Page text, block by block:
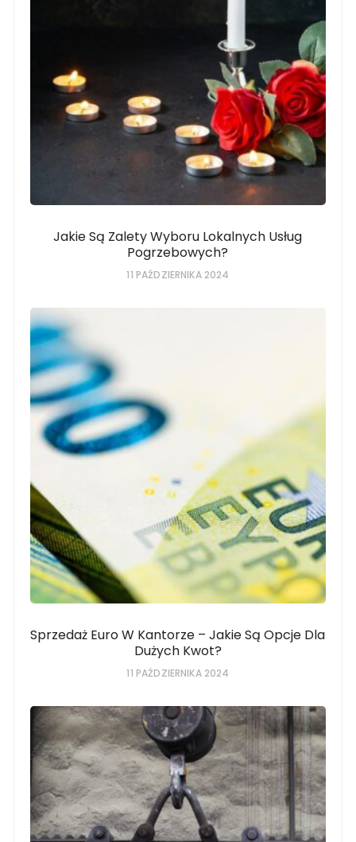
Jakie Są Zalety Wyboru Lokalnych Usług
Pogrzebowych?
11 PAŹDZIERNIKA 2024
Sprzedaż Euro W Kantorze – Jakie Są Opcje Dla
Dużych Kwot?
11 PAŹDZIERNIKA 2024